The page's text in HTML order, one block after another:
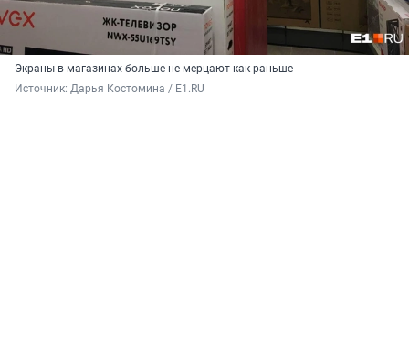
Экраны в магазинах больше не мерцают как раньше
Источник: Дарья Костомина / E1.RU